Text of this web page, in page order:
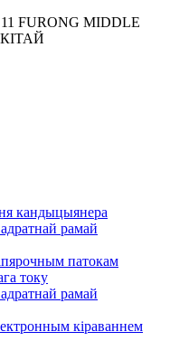
FURONG MIDDLE
кандыцыянера
рамай
патокам
току
рамай
кіраваннем